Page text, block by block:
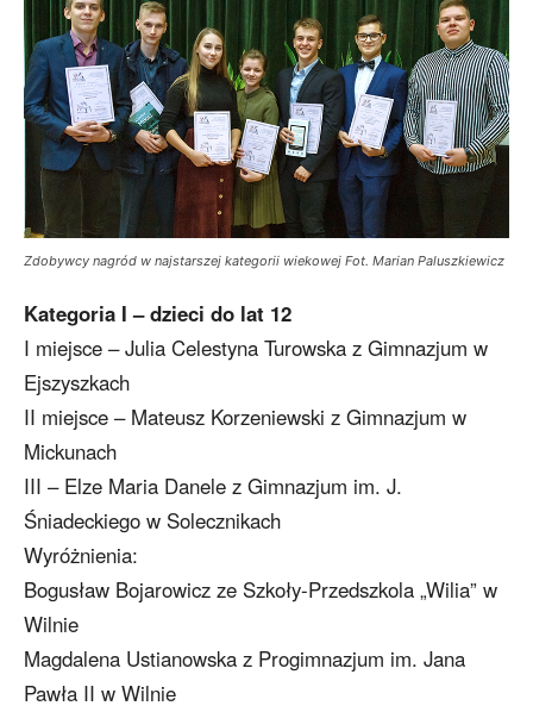
Zdobywcy nagród w najstarszej kategorii wiekowej Fot. Marian Paluszkiewicz
Kategoria I – dzieci do lat 12
I miejsce – Julia Celestyna Turowska z Gimnazjum w
Ejszyszkach
II miejsce – Mateusz Korzeniewski z Gimnazjum w
Mickunach
III – Elze Maria Danele z Gimnazjum im. J.
Śniadeckiego w Solecznikach
Wyróżnienia:
Bogusław Bojarowicz ze Szkoły-Przedszkola „Wilia” w
Wilnie
Magdalena Ustianowska z Progimnazjum im. Jana
Pawła II w Wilnie